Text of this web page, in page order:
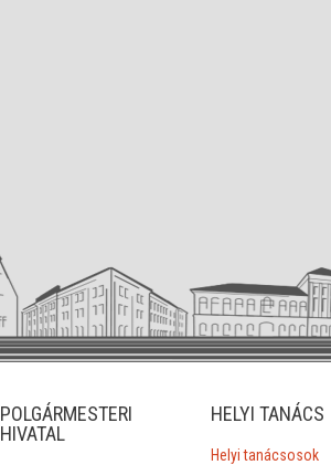
POLGÁRMESTERI
HIVATAL
HELYI TANÁCS
Helyi tanácsosok